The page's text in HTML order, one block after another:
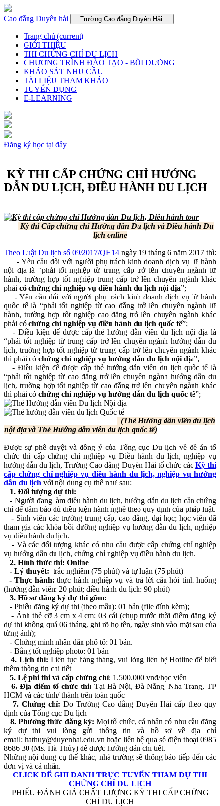
Cao đẳng Duyên hải Trường Cao đẳng Duyên Hải
Trang chủ (current)
GIỚI THIỆU
THI CHỨNG CHỈ DU LỊCH
CHƯƠNG TRÌNH ĐÀO TẠO - BỒI DƯỠNG
KHẢO SÁT NHU CẦU
TÀI LIỆU THAM KHẢO
TUYỂN DỤNG
E-LEARNING
Đăng ký học tại đây
KỲ THI CẤP CHỨNG CHỈ HƯỚNG
DẪN DU LỊCH, ĐIỀU HÀNH DU LỊCH
Kỳ thi Cấp chứng chỉ Hướng dẫn Du lịch và Điều hành Du
lịch online
Theo Luật Du lịch số 09/2017/QH14 ngày 19 tháng 6 năm 2017 thì:
- Yêu cầu đối với người phụ trách kinh doanh dịch vụ lữ hành
nội địa là “phải tốt nghiệp từ trung cấp trở lên chuyên ngành lữ
hành, trường hợp tốt nghiệp trung cấp trở lên chuyên ngành khác
phải có chứng chỉ nghiệp vụ điều hành du lịch nội địa”;
- Yêu cầu đối với người phụ trách kinh doanh dịch vụ lữ hành
quốc tế là “phải tốt nghiệp từ cao đẳng trở lên chuyên ngành lữ
hành, trường hợp tốt nghiệp cao đẳng trở lên chuyên ngành khác
phải có chứng chỉ nghiệp vụ điều hành du lịch quốc tế”;
- Điều kiện để được cấp thẻ hướng dẫn viên du lịch nội địa là
“phải tốt nghiệp từ trung cấp trở lên chuyên ngành hướng dẫn du
lịch, trường hợp tốt nghiệp từ trung cấp trở lên chuyên ngành khác
thì phải có chứng chỉ nghiệp vụ hướng dẫn du lịch nội địa”;
- Điều kiện để được cấp thẻ hướng dẫn viên du lịch quốc tế là
“phải tốt nghiệp từ cao đẳng trở lên chuyên ngành hướng dẫn du
lịch, trường hợp tốt nghiệp từ cao đẳng trở lên chuyên ngành khác
thì phải có chứng chỉ nghiệp vụ hướng dẫn du lịch quốc tế”;
(Thẻ Hướng dẫn viên du lịch
nội địa và Thẻ Hướng dẫn viên du lịch quốc tế)
Được sự phê duyệt và đồng ý của Tổng cục Du lịch về đề án tổ
chức thi cấp chứng chỉ nghiệp vụ Điều hành du lịch, nghiệp vụ
hướng dẫn du lịch, Trường Cao đẳng Duyên Hải tổ chức các Kỳ thi
cấp chứng chỉ nghiệp vụ điều hành du lịch, nghiệp vụ hướng
dẫn du lịch với nội dung cụ thể như sau:
1. Đối tượng dự thi:
- Người đang làm điều hành du lịch, hướng dẫn du lịch cần chứng
chỉ để đảm bảo đủ điều kiện hành nghề theo quy định của pháp luật.
- Sinh viên các trường trung cấp, cao đẳng, đại học; học viên đã
tham gia các khóa bồi dưỡng nghiệp vụ hướng dẫn du lịch, nghiệp
vụ điều hành du lịch.
- Và các đối tượng khác có nhu cầu được cấp chứng chỉ nghiệp
vụ hướng dẫn du lịch, chứng chỉ nghiệp vụ điều hành du lịch.
2. Hình thức thi: Online
- Lý thuyết: trắc nghiệm (75 phút) và tự luận (75 phút)
- Thực hành:thực hành nghiệp vụ và trả lời câu hỏi tình huống
(hướng dẫn viên: 20 phút; điều hành du lịch: 90 phút)
3. Hồ sơ đăng ký dự thi gồm:
- Phiếu đăng ký dự thi (theo mẫu): 01 bản (file đính kèm);
- Ảnh thẻ cỡ 3 cm x 4 cm: 03 cái (chụp trước thời điểm đăng ký
dự thi không quá 06 tháng, ghi rõ họ tên, ngày sinh vào mặt sau của
từng ảnh);
- Chứng minh nhân dân phô tô: 01 bản.
- Bằng tốt nghiệp photo: 01 bản
4. Lịch thi: Liên tục hàng tháng, vui lòng liên hệ Hotline để biết
thêm thông tin chi tiết
5. Lệ phi thi và cấp chứng chỉ: 1.500.000 vnđ/học viên
6. Địa điểm tổ chức thi: Tại Hà Nội, Đà Nẵng, Nha Trang, TP
HCM và các tỉnh/ thành trên toàn quốc
7. Chứng chỉ: Do Trường Cao đẳng Duyên Hải cấp theo quy
định của Tổng cục Du lịch
8. Phương thức đăng ký: Mọi tổ chức, cá nhân có nhu cầu đăng
ký dự thi vui lòng gửi thông tin và hồ sơ về địa chỉ
email: hathuy@duyenhai.edu.vn hoặc liên hệ qua số điện thoại 0985
8686 30 (Ms. Hà Thủy) để được hướng dẫn chi tiết.
Những nội dung cụ thể khác, nhà trường sẽ thông báo tiếp đến các
đơn vị và cá nhân.
CLICK ĐỂ GHI DANH TRỰC TUYẾN THAM DỰ THI
CHỨNG CHỈ DU LỊCH
PHIẾU ĐÁNH GIÁ CHẤT LƯỢNG KỲ THI CẤP CHỨNG
CHỈ DU LỊCH